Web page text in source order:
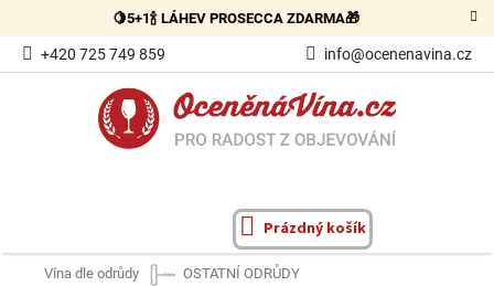
obsah
🍋5+1🍾 LÁHEV PROSECCA ZDARMA🎁
+420 725 749 859 info@ocenenavina.cz
NÁKUPNÍ
KOŠÍK
Prázdný košík
Vína dle odrůdy OSTATNÍ ODRŮDY